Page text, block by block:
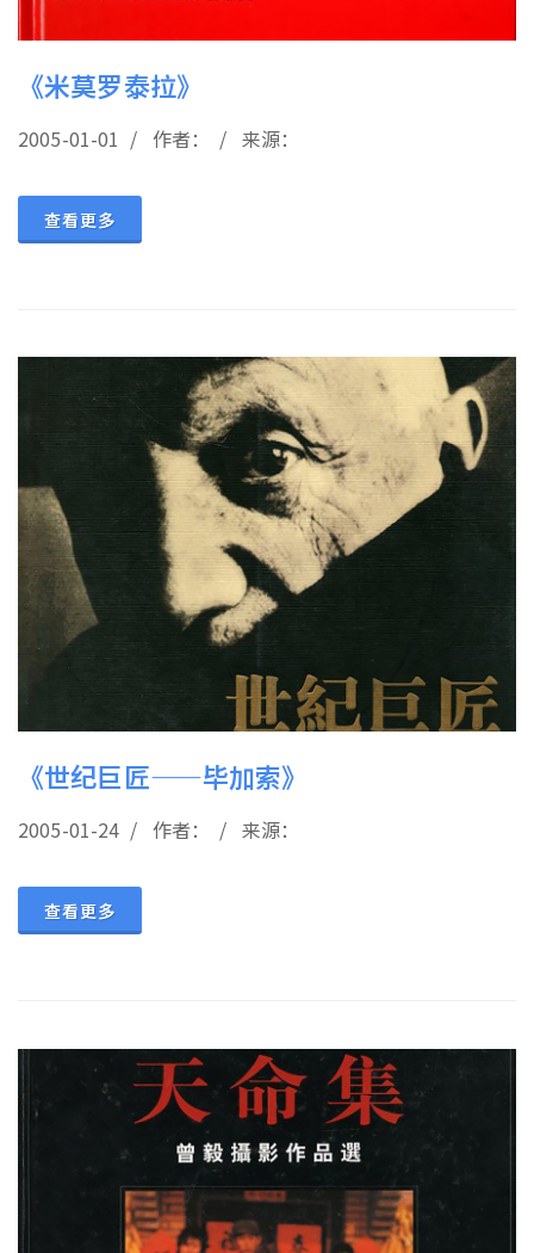
《米莫罗泰拉》
2005-01-01 / 作者： / 来源：
查看更多
《世纪巨匠——毕加索》
2005-01-24 / 作者： / 来源：
查看更多